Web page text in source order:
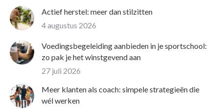
Actief herstel: meer dan stilzitten
4 augustus 2026
Voedingsbegeleiding aanbieden in je sportschool:
zo pak je het winstgevend aan
27 juli 2026
Meer klanten als coach: simpele strategieën die
wél werken